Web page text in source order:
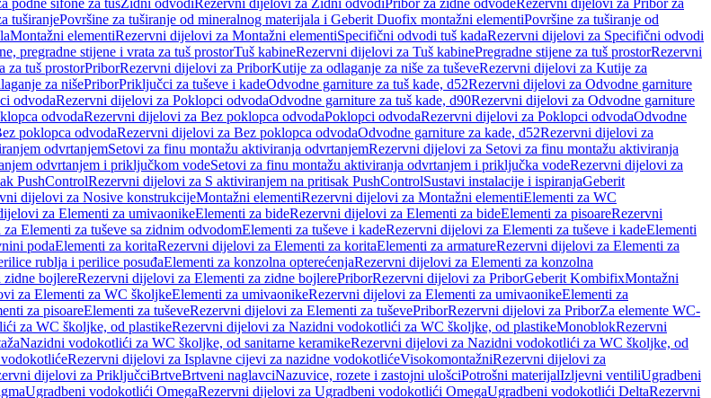
podne sifone za tušZidni odvodiRezervni dijelovi za Zidni odvodiPribor za zidne odvodeRezervni dijelovi za Pribor za
tuširanjePovršine za tuširanje od mineralnog materijala i Geberit Duofix montažni elementiPovršine za tuširanje od
Montažni elementiRezervni dijelovi za Montažni elementiSpecifični odvodi tuš kadaRezervni dijelovi za Specifični odvodi
pregradne stijene i vrata za tuš prostorTuš kabineRezervni dijelovi za Tuš kabinePregradne stijene za tuš prostorRezervni
za tuš prostorPriborRezervni dijelovi za PriborKutije za odlaganje za niše za tuševeRezervni dijelovi za Kutije za
za nišePriborPriključci za tuševe i kadeOdvodne garniture za tuš kade, d52Rezervni dijelovi za Odvodne garniture
odvodaRezervni dijelovi za Poklopci odvodaOdvodne garniture za tuš kade, d90Rezervni dijelovi za Odvodne garniture
odvodaRezervni dijelovi za Bez poklopca odvodaPoklopci odvodaRezervni dijelovi za Poklopci odvodaOdvodne
poklopca odvodaRezervni dijelovi za Bez poklopca odvodaOdvodne garniture za kade, d52Rezervni dijelovi za
odvrtanjemSetovi za finu montažu aktiviranja odvrtanjemRezervni dijelovi za Setovi za finu montažu aktiviranja
odvrtanjem i priključkom vodeSetovi za finu montažu aktiviranja odvrtanjem i priključka vodeRezervni dijelovi za
PushControlRezervni dijelovi za S aktiviranjem na pritisak PushControlSustavi instalacije i ispiranjaGeberit
dijelovi za Nosive konstrukcijeMontažni elementiRezervni dijelovi za Montažni elementiElementi za WC
za Elementi za umivaonikeElementi za bideRezervni dijelovi za Elementi za bideElementi za pisoareRezervni
Elementi za tuševe sa zidnim odvodomElementi za tuševe i kadeRezervni dijelovi za Elementi za tuševe i kadeElementi
podaElementi za koritaRezervni dijelovi za Elementi za koritaElementi za armatureRezervni dijelovi za Elementi za
rublja i perilice posuđaElementi za konzolna opterećenjaRezervni dijelovi za Elementi za konzolna
zidne bojlereRezervni dijelovi za Elementi za zidne bojlerePriborRezervni dijelovi za PriborGeberit KombifixMontažni
za Elementi za WC školjkeElementi za umivaonikeRezervni dijelovi za Elementi za umivaonikeElementi za
za pisoareElementi za tuševeRezervni dijelovi za Elementi za tuševePriborRezervni dijelovi za PriborZa elemente WC-
za WC školjke, od plastikeRezervni dijelovi za Nazidni vodokotlići za WC školjke, od plastikeMonoblokRezervni
Nazidni vodokotlići za WC školjke, od sanitarne keramikeRezervni dijelovi za Nazidni vodokotlići za WC školjke, od
Rezervni dijelovi za Isplavne cijevi za nazidne vodokotlićeVisokomontažniRezervni dijelovi za
dijelovi za PriključciBrtveBrtveni naglavciNazuvice, rozete i zastojni ulošciPotrošni materijalIzljevni ventiliUgradbeni
Ugradbeni vodokotlići OmegaRezervni dijelovi za Ugradbeni vodokotlići OmegaUgradbeni vodokotlići DeltaRezervni